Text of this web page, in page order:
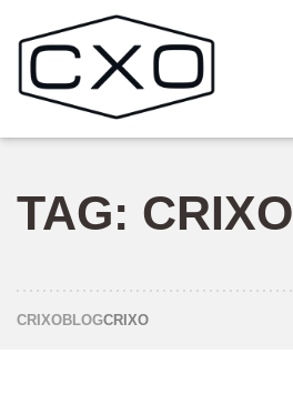
TAG: CRIXO
CRIXO BLOGCRIXO